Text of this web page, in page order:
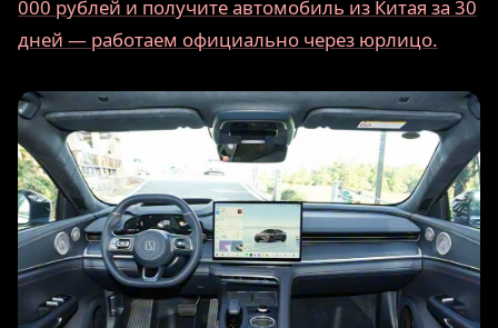
000 рублей и получите автомобиль из Китая за 30
дней — работаем официально через юрлицо.